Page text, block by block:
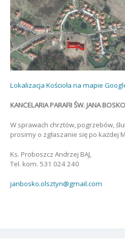
Lokalizacja Kościoła na mapie
KANCELARIA PARAFII ŚW. JANA BOSKO
W sprawach chrztów, pogrzebów,
prosimy o zgłaszanie się po każdej
Ks. Proboszcz Andrzej BAJ,
Tel. kom. 531 024 240
janbosko.olsztyn@gmail.com